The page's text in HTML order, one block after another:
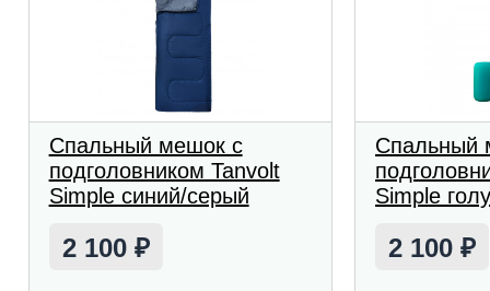
Спальный мешок с
подголовником Tanvolt
Simple синий/серый
2 100 ₽
Спальный
Simple
2 100₽